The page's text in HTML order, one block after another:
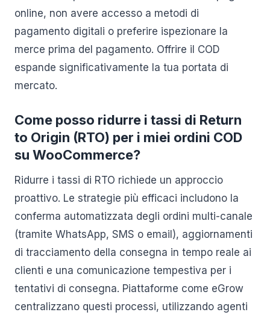
online, non avere accesso a metodi di
pagamento digitali o preferire ispezionare la
merce prima del pagamento. Offrire il COD
espande significativamente la tua portata di
mercato.
Come posso ridurre i tassi di Return
to Origin (RTO) per i miei ordini COD
su WooCommerce?
Ridurre i tassi di RTO richiede un approccio
proattivo. Le strategie più efficaci includono la
conferma automatizzata degli ordini multi-canale
(tramite WhatsApp, SMS o email), aggiornamenti
di tracciamento della consegna in tempo reale ai
clienti e una comunicazione tempestiva per i
tentativi di consegna. Piattaforme come eGrow
centralizzano questi processi, utilizzando agenti